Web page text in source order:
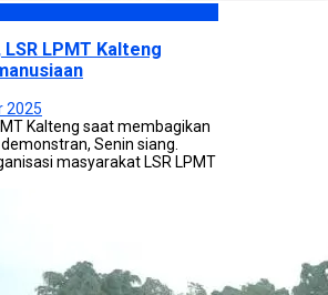
LPMT Kalteng
2025
Kalteng saat membagikan
Senin siang.
masyarakat LSR LPMT